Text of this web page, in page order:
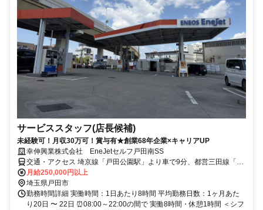
サービススタッフ(店長候補)
未経験可！月収30万可！賞与有★創業68年企業×キャリアUP
幸伸興業株式会社 EneJetセルフ戸田南SS
交通・アクセス 埼京線「戸田公園駅」より車で9分、都営三田線「高
島平駅」より車で10分、京浜東北・根岸線「蕨駅」より車で15分◆
車・バイク・自転車通勤OK◆交通費支給！
月給250,000円以上
埼玉県戸田市
勤務時間詳細 実働時間：1日あたり8時間 平均勤務日数：1ヶ月あた
り20日 〜 22日 ⏰08:00～22:00の間で 実働8時間・休憩1時間 ＜シフ